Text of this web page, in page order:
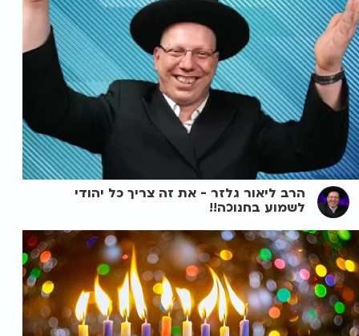
הרב ליאור גלזר - את זה צריך כל יהודי
לשמוע בחנוכה!!